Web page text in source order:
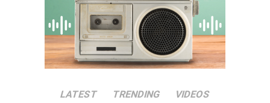
Municipalidad Distrital de San
Antonio
Informe de Visita de Control N° 017-2026-OCI/0446-
no aprobó el presupuesto para las
LATEST TRENDING VIDEOS